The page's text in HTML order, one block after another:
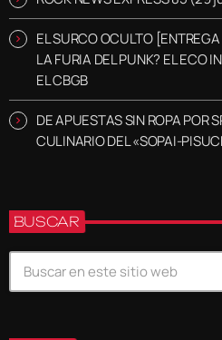
EL SURCO OCULTO
LA FURIA DEL PUNK? EL ECO
EL CBGB
DE APUESTAS SIN ROPA POR
CULINARIO DEL «SOPAI-
BUSCAR